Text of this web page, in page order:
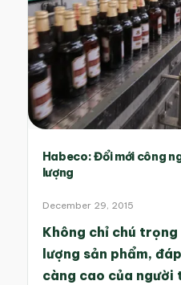
Habeco: Đổi mới công
lượng
December 29, 2015
Không chỉ chú
lượng sản phẩm,
càng cao của người